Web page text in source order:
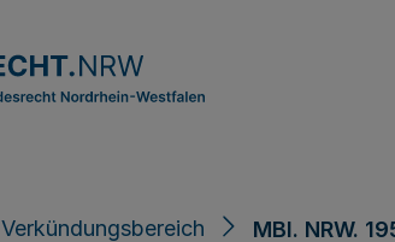
Verkündungsbereich MBl. NRW.